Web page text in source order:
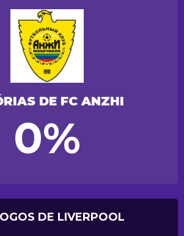
DE FC ANZHI
0%
DE LIVERPOOL